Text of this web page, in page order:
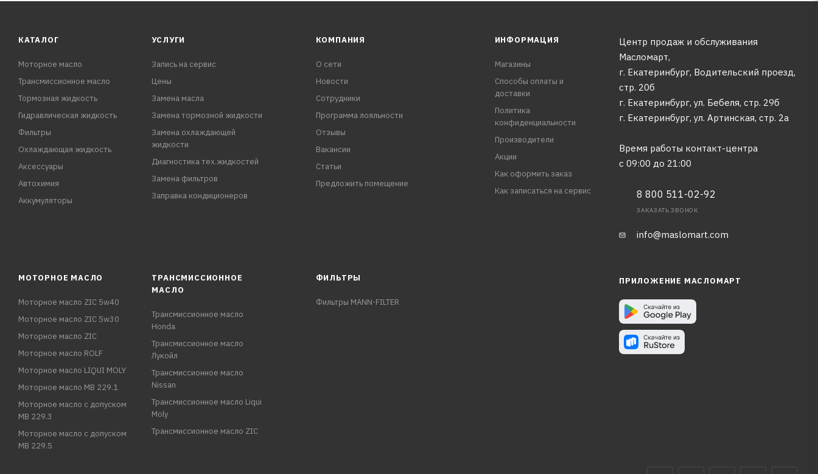
КАТАЛОГ
Моторное масло
Трансмиссионное масло
Тормозная жидкость
Гидравлическая жидкость
Фильтры
Охлаждающая жидкость
Аксессуары
Автохимия
Аккумуляторы
УСЛУГИ
Запись на сервис
Цены
Замена масла
Замена тормозной жидкости
Замена охлаждающей
жидкости
Диагностика тех.жидкостей
Замена фильтров
Заправка кондиционеров
КОМПАНИЯ
О сети
Новости
Сотрудники
Программа лояльности
Отзывы
Вакансии
Статьи
Предложить помещение
ИНФОРМАЦИЯ
Магазины
Способы оплаты и
доставки
Политика
конфиденциальности
Производители
Акции
Как оформить заказ
Как записаться на сервис
Центр продаж и обслуживания
Масломарт,
г. Екатеринбург, Водительский проезд,
стр. 20б
г. Екатеринбург, ул. Бебеля, стр. 29б
г. Екатеринбург, ул. Артинская, стр. 2а
Время работы контакт-центра
с 09:00 до 21:00
8 800 511-02-92
ЗАКАЗАТЬ ЗВОНОК
info@maslomart.com
МОТОРНОЕ МАСЛО
Моторное масло ZIC 5w40
Моторное масло ZIC 5w30
Моторное масло ZIC
Моторное масло ROLF
Моторное масло LIQUI MOLY
Моторное масло MB 229.1
Моторное масло с допуском
MB 229.3
Моторное масло с допуском
MB 229.5
ТРАНСМИССИОННОЕ
МАСЛО
Трансмиссионное масло
Honda
Трансмиссионное масло
Лукойл
Трансмиссионное масло
Nissan
Трансмиссионное масло Liqui
Moly
Трансмиссионное масло ZIC
ФИЛЬТРЫ
Фильтры MANN-FILTER
ПРИЛОЖЕНИЕ МАСЛОМАРТ